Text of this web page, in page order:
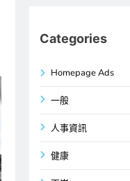
Categories
Homepage Ads
一般
人事資訊
健康